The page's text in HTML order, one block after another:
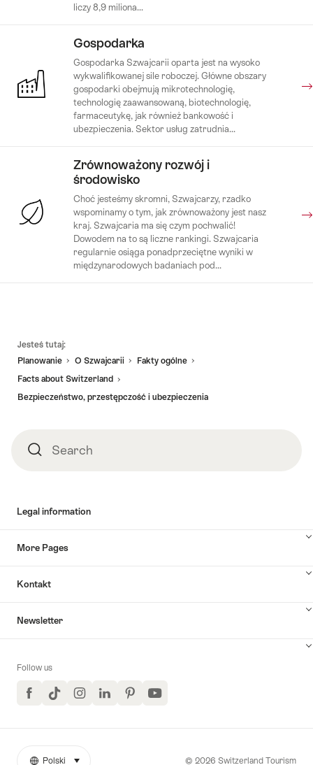
liczy 8,9 miliona...
Gospodarka
Gospodarka Szwajcarii oparta jest na wysoko
wykwalifikowanej sile roboczej. Główne obszary
gospodarki obejmują mikrotechnologię,
technologię zaawansowaną, biotechnologię,
farmaceutykę, jak również bankowość i
ubezpieczenia. Sektor usług zatrudnia...
Zrównoważony rozwój i
środowisko
Choć jesteśmy skromni, Szwajcarzy, rzadko
wspominamy o tym, jak zrównoważony jest nasz
kraj. Szwajcaria ma się czym pochwalić!
Dowodem na to są liczne rankingi. Szwajcaria
regularnie osiąga ponadprzeciętne wyniki w
międzynarodowych badaniach pod...
Jesteś tutaj:
Planowanie
O Szwajcarii
Fakty ogólne
Facts about Switzerland
Bezpieczeństwo, przestępczość i ubezpieczenia
SearchSearch
Legal information
More Pages
Kontakt
Newsletter
Follow us
FacebookTikTokInstagramLinkedInPinterestYouTube
© 2026 Switzerland Tourism
Polski select (click to display)